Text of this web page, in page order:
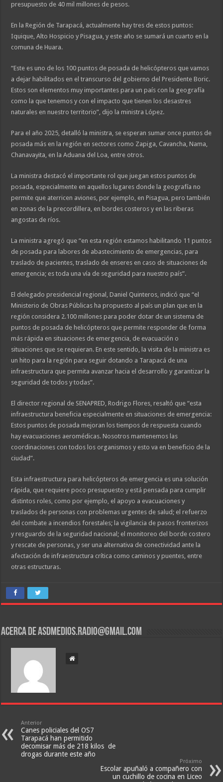
presupuesto de 40 mil millones de pesos.
En la Región de Tarapacá, actualmente hay tres de estos puntos:
Iquique, Alto Hospicio y Pisagua, y este año se sumará un cuarto en la
comuna de Huara.
“Este es uno de los 100 puntos de posada de helicópteros que vamos
a dejar habilitados en el transcurso del gobierno del Presidente Boric.
Estos son elementos muy importantes para un país con la geografía
como la que tenemos y con el impacto que tienen los desastres
naturales en nuestro territorio”, dijo la ministra López.
Para el año 2025, detalló la ministra, se esperan sumar once puntos de
posada más en la región en sectores como Zapiga, Cavancha, Nama,
Chanavayita, en la Aduana del Loa, entre otros.
La ministra destacó el importante rol que juegan estos puntos de
posada, especialmente en aquellos lugares donde la geografía no
permite que aterricen aviones, por ejemplo, en Pisagua, pero también
en zonas de la precordillera, en bordes costeros y en las riberas
angostas de ríos.
La ministra agregó que “en esta región estamos habilitando 11 puntos
de posada para labores de abastecimiento de emergencias, para
traslado de pacientes, traslado de enseres en caso de situaciones de
emergencia; es toda una vía de seguridad para nuestro país”.
El delegado presidencial regional, Daniel Quinteros, indicó que “el
Ministerio de Obras Públicas ha propuesto al país un plan que en la
región considera 2.100 millones para poder dotar de un sistema de
puntos de posada de helicópteros que permite responder de forma
más rápida en situaciones de emergencia, de evacuación o
situaciones que se requieran. En este sentido, la visita de la ministra es
un hito para la región para seguir dotando a Tarapacá de una
infraestructura que permita avanzar hacia el desarrollo y garantizar la
seguridad de todos y todas”.
El director regional de SENAPRED, Rodrigo Flores, resaltó que “esta
infraestructura beneficia especialmente en situaciones de emergencia:
Estos puntos de posada mejoran los tiempos de respuesta cuando
hay evacuaciones aeromédicas. Nosotros mantenemos las
coordinaciones con todos los organismos y esto va en beneficio de la
ciudad”.
Esta infraestructura para helicópteros de emergencia es una solución
rápida, que requiere poco presupuesto y está pensada para cumplir
distintos roles, como por ejemplo, el apoyo a evacuaciones y
traslados de personas con problemas urgentes de salud; el refuerzo
del combate a incendios forestales; la vigilancia de pasos fronterizos
y resguardo de la seguridad nacional; el monitoreo del borde costero
y rescate de personas, y ser una alternativa de conectividad ante la
afectación de infraestructura crítica como caminos y puentes, entre
otras estructuras.
Acerca de asdmedios.radio@gmail.com
Anterior
Canes policiales del OS7
Tarapacá han permitido
decomisar más de 218 kilos de
drogas durante este año
Próximo
Escolar apuñaló a compañero con
un cuchillo de cocina en Liceo